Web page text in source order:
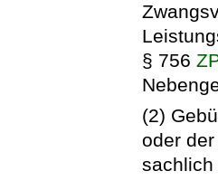
§ 756
(2)
oder
sachlich